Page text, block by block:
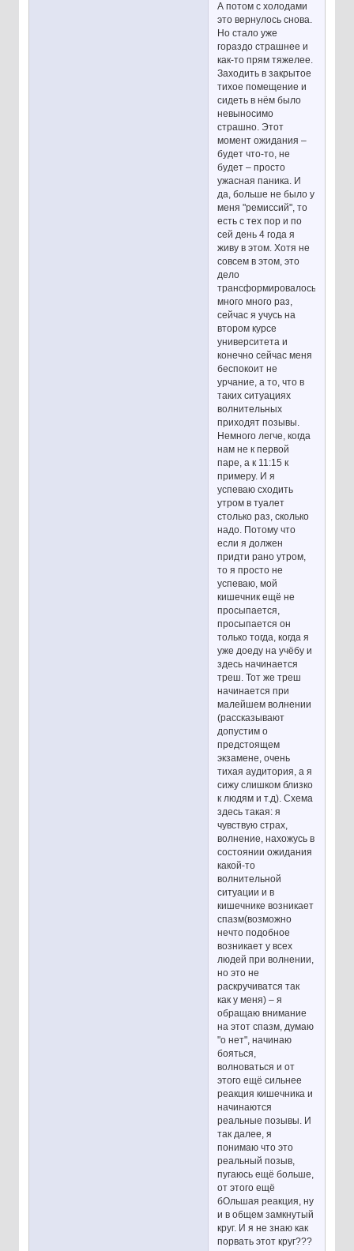
А потом с холодами
это вернулось снова.
Но стало уже
гораздо страшнее и
как-то прям тяжелее.
Заходить в закрытое
тихое помещение и
сидеть в нём было
невыносимо
страшно. Этот
момент ожидания –
будет что-то, не
будет – просто
ужасная паника. И
да, больше не было у
меня "ремиссий", то
есть с тех пор и по
сей день 4 года я
живу в этом. Хотя не
совсем в этом, это
дело
трансформировалось
много много раз,
сейчас я учусь на
втором курсе
университета и
конечно сейчас меня
беспокоит не
урчание, а то, что в
таких ситуациях
волнительных
приходят позывы.
Немного легче, когда
нам не к первой
паре, а к 11:15 к
примеру. И я
успеваю сходить
утром в туалет
столько раз, сколько
надо. Потому что
если я должен
придти рано утром,
то я просто не
успеваю, мой
кишечник ещё не
просыпается,
просыпается он
только тогда, когда я
уже доеду на учёбу и
здесь начинается
треш. Тот же треш
начинается при
малейшем волнении
(рассказывают
допустим о
предстоящем
экзамене, очень
тихая аудитория, а я
сижу слишком близко
к людям и т.д). Схема
здесь такая: я
чувствую страх,
волнение, нахожусь в
состоянии ожидания
какой-то
волнительной
ситуации и в
кишечнике возникает
спазм(возможно
нечто подобное
возникает у всех
людей при волнении,
но это не
раскручиватся так
как у меня) – я
обращаю внимание
на этот спазм, думаю
"о нет", начинаю
бояться,
волноваться и от
этого ещё сильнее
реакция кишечника и
начинаются
реальные позывы. И
так далее, я
понимаю что это
реальный позыв,
пугаюсь ещё больше,
от этого ещё
бОльшая реакция, ну
и в общем замкнутый
круг. И я не знаю как
порвать этот круг???